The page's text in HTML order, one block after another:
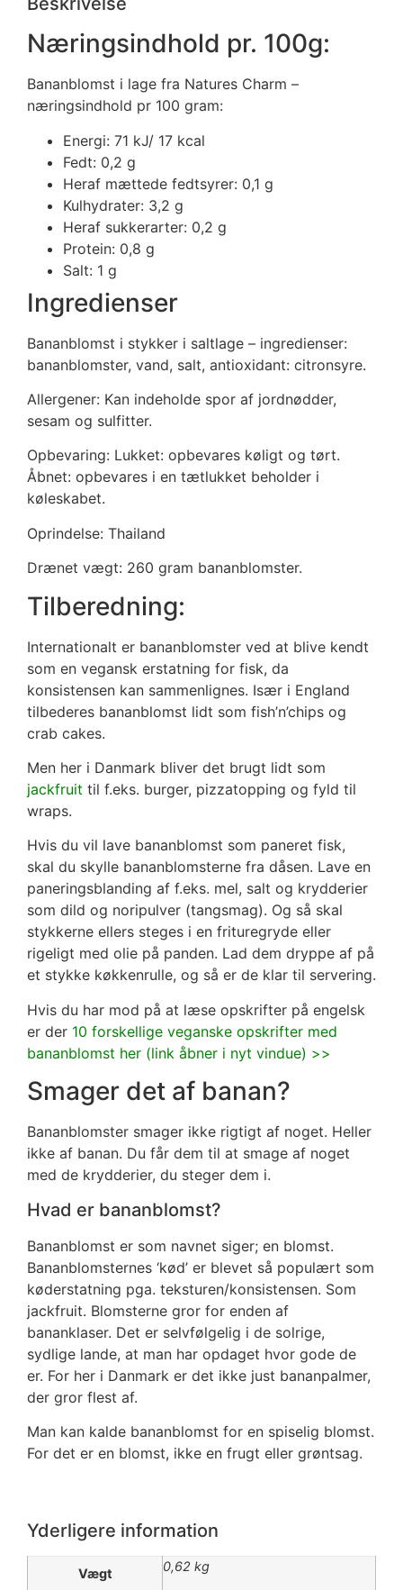
Næringsindhold pr. 100g:
Bananblomst i lage fra Natures Charm –
næringsindhold pr 100 gram:
Energi: 71 kJ/ 17 kcal
Fedt: 0,2 g
Heraf mættede fedtsyrer: 0,1 g
Kulhydrater: 3,2 g
Heraf sukkerarter: 0,2 g
Protein: 0,8 g
Salt: 1 g
Ingredienser
Bananblomst i stykker i saltlage – ingredienser:
bananblomster, vand, salt, antioxidant: citronsyre.
Allergener: Kan indeholde spor af jordnødder,
sesam og sulfitter.
Opbevaring: Lukket: opbevares køligt og tørt.
Åbnet: opbevares i en tætlukket beholder i
køleskabet.
Oprindelse: Thailand
Drænet vægt: 260 gram bananblomster.
Tilberedning:
Internationalt er bananblomster ved at blive kendt
som en vegansk erstatning for fisk, da
konsistensen kan sammenlignes. Især i England
tilbederes bananblomst lidt som fish’n’chips og
crab cakes.
Men her i Danmark bliver det brugt lidt som
jackfruit til f.eks. burger, pizzatopping og fyld til
wraps.
Hvis du vil lave bananblomst som paneret fisk,
skal du skylle bananblomsterne fra dåsen. Lave en
paneringsblanding af f.eks. mel, salt og krydderier
som dild og noripulver (tangsmag). Og så skal
stykkerne ellers steges i en frituregryde eller
rigeligt med olie på panden. Lad dem dryppe af på
et stykke køkkenrulle, og så er de klar til servering.
Hvis du har mod på at læse opskrifter på engelsk
er der 10 forskellige veganske opskrifter med
bananblomst her (link åbner i nyt vindue) >>
Smager det af banan?
Bananblomster smager ikke rigtigt af noget. Heller
ikke af banan. Du får dem til at smage af noget
med de krydderier, du steger dem i.
Hvad er bananblomst?
Bananblomst er som navnet siger; en blomst.
Bananblomsternes ‘kød’ er blevet så populært som
køderstatning pga. teksturen/konsistensen. Som
jackfruit. Blomsterne gror for enden af
bananklaser. Det er selvfølgelig i de solrige,
sydlige lande, at man har opdaget hvor gode de
er. For her i Danmark er det ikke just bananpalmer,
der gror flest af.
Man kan kalde bananblomst for en spiselig blomst.
For det er en blomst, ikke en frugt eller grøntsag.
Yderligere information
Vægt 0,62 kg